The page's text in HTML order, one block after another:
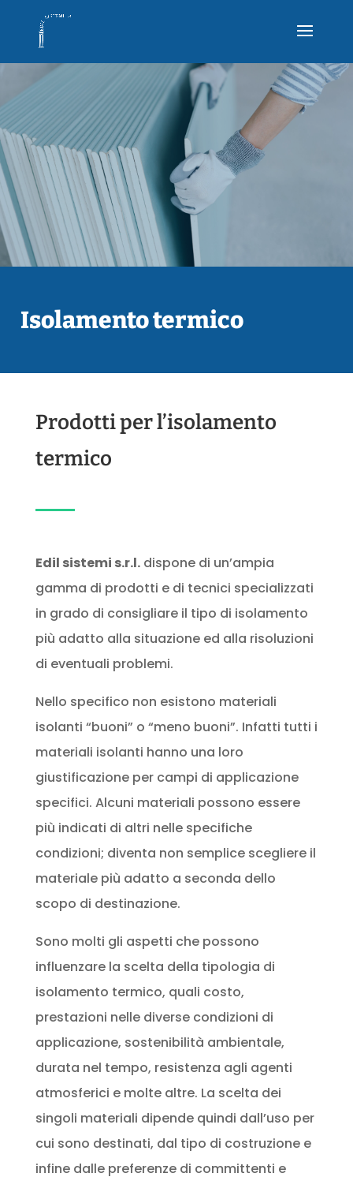
Isolamento termico
Prodotti per l’isolamento
termico
Edil sistemi s.r.l.dispone di un’ampia
gamma di prodotti e di tecnici specializzati
in grado di consigliare il tipo di isolamento
più adatto alla situazione ed alla risoluzioni
di eventuali problemi.
Nello specifico non esistono materiali
isolanti “buoni” o “meno buoni”. Infatti tutti i
materiali isolanti hanno una loro
giustificazione per campi di applicazione
specifici. Alcuni materiali possono essere
più indicati di altri nelle specifiche
condizioni; diventa non semplice scegliere il
materiale più adatto a seconda dello
scopo di destinazione.
Sono molti gli aspetti che possono
influenzare la scelta della tipologia di
isolamento termico, quali costo,
prestazioni nelle diverse condizioni di
applicazione, sostenibilità ambientale,
durata nel tempo, resistenza agli agenti
atmosferici e molte altre. La scelta dei
singoli materiali dipende quindi dall’uso per
cui sono destinati, dal tipo di costruzione e
infine dalle preferenze di committenti e